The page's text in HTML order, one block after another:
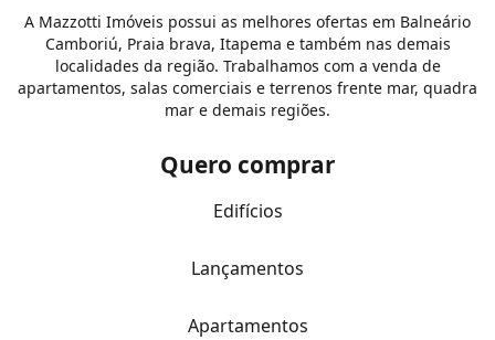
A Mazzotti Imóveis possui as melhores ofertas em Balneário
Camboriú, Praia brava, Itapema e também nas demais
localidades da região. Trabalhamos com a venda de
apartamentos, salas comerciais e terrenos frente mar, quadra
mar e demais regiões.
Quero comprar
Edifícios
Lançamentos
Apartamentos